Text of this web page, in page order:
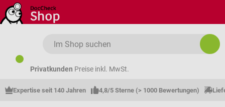
Zum Hauptinhalt springen
Privatkunden Preise inkl. MwSt.
Expertise seit 140 Jahren 4,8/5 Sterne (> 1000 Bewertungen)